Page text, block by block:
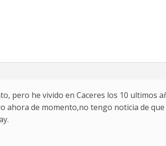
pero he vivido en Caceres los 10 ultimos
ahora de momento,no tengo noticia de